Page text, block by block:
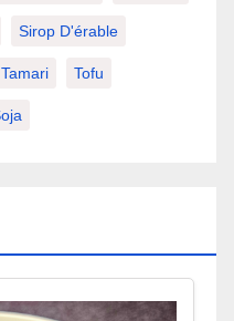
Sirop D'érable
Tamari Tofu